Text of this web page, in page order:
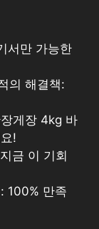
서만 가능한
의 해결책:
게장 4kg 바
!
금 이 기회
100% 만족